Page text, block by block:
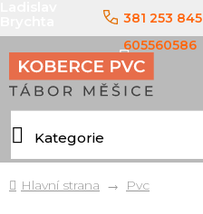
381 253 845
605560586
Domů Pvc